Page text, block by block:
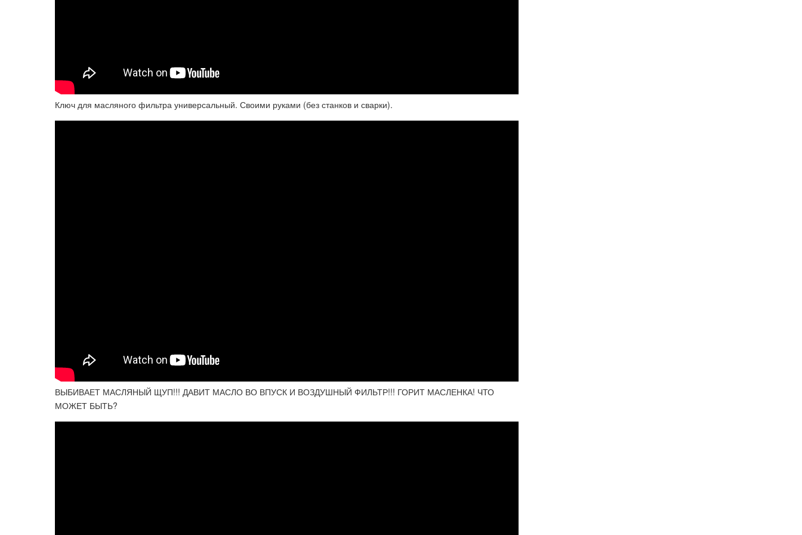
Ключ для масляного фильтра универсальный. Своими руками (без станков и сварки).
ВЫБИВАЕТ МАСЛЯНЫЙ ЩУП!!! ДАВИТ МАСЛО ВО ВПУСК И ВОЗДУШНЫЙ ФИЛЬТР!!! ГОРИТ МАСЛЕНКА! ЧТО
МОЖЕТ БЫТЬ?